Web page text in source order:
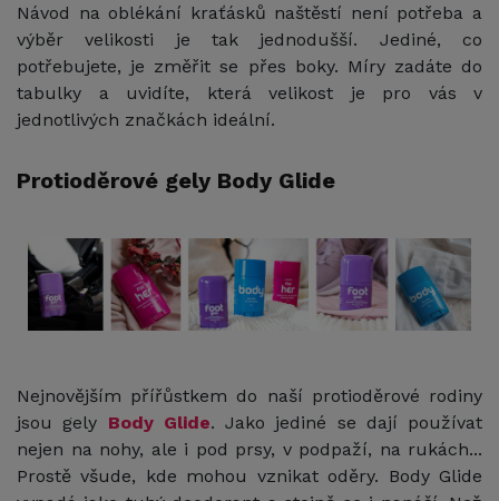
Návod na oblékání kraťásků naštěstí není potřeba a
výběr velikosti je tak jednodušší. Jediné, co
potřebujete, je změřit se přes boky. Míry zadáte do
tabulky a uvidíte, která velikost je pro vás v
jednotlivých značkách ideální.
Protioděrové gely Body Glide
Nejnovějším přířůstkem do naší protioděrové rodiny
jsou gely Body Glide. Jako jediné se dají používat
nejen na nohy, ale i pod prsy, v podpaží, na rukách...
Prostě všude, kde mohou vznikat oděry. Body Glide